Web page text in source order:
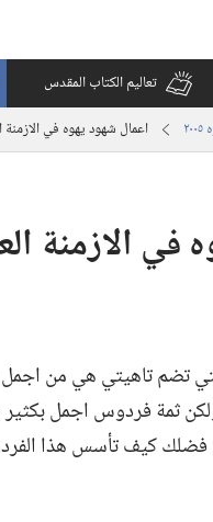
تعاليم الكتاب المقدس
اعمال شهود يهوه في الازمنة
في الازمنة
تضم تاهيتي هي من
ثمة فردوس اجمل بكثير
فضلك كيف تأسس هذا